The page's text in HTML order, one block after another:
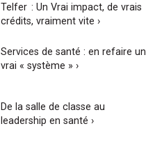
Telfer : Un Vrai impact, de vrais
crédits, vraiment vite ›
Services de santé : en refaire un
vrai « système » ›
De la salle de classe au
leadership en santé ›